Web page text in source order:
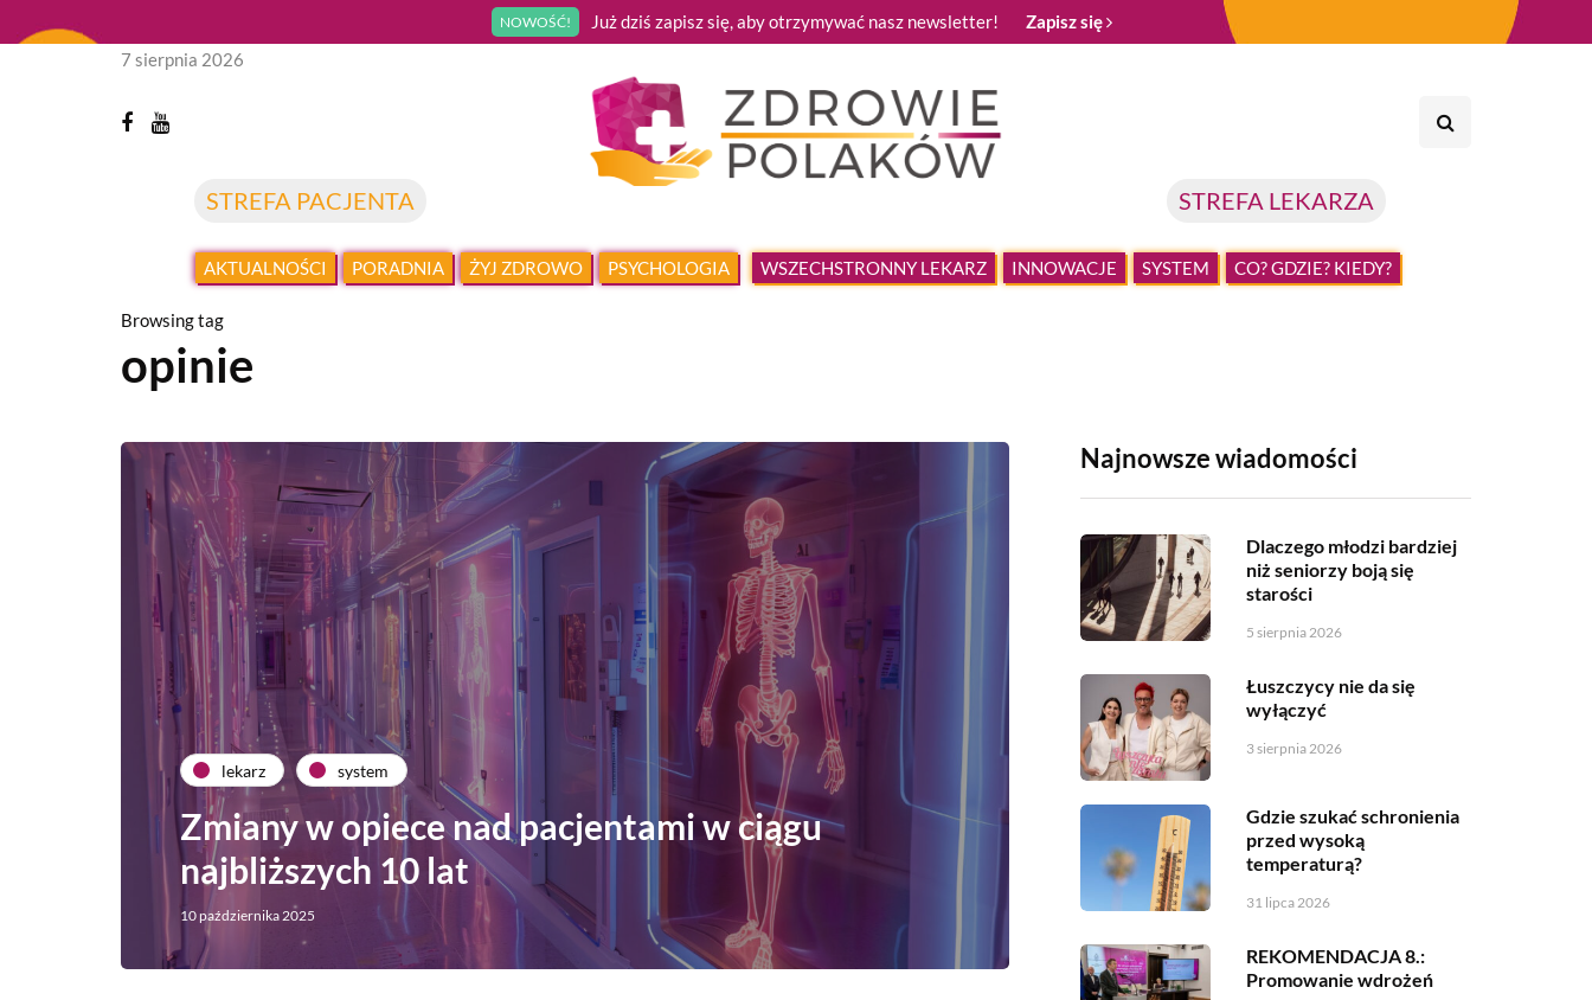
NOWOŚĆ! Już dziś zapisz się, aby otrzymywać nasz newsletter! Zapisz się
STREFA PACJENTA STREFA LEKARZA
7 sierpnia 2026
AKTUALNOŚCI PORADNIA ŻYJ ZDROWO PSYCHOLOGIA WSZECHSTRONNY LEKARZ INNOWACJE SYSTEM CO? GDZIE? KIEDY?
Browsing tag
opinie
lekarz system
Zmiany w opiece nad pacjentami w ciągu
najbliższych 10 lat
10 października 2025
Najnowsze wiadomości
Dlaczego młodzi bardziej
niż seniorzy boją się
starości
5 sierpnia 2026
Łuszczycy nie da się
wyłączyć
3 sierpnia 2026
Gdzie szukać schronienia
przed wysoką
temperaturą?
31 lipca 2026
REKOMENDACJA 8.:
Promowanie wdrożeń